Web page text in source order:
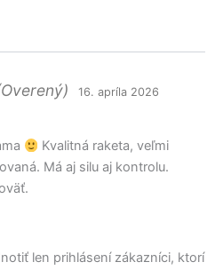
16. apríla 2026
Kvalitná raketa, veľmi
Má aj silu aj kontrolu.
len prihlásení zákazníci, ktorí